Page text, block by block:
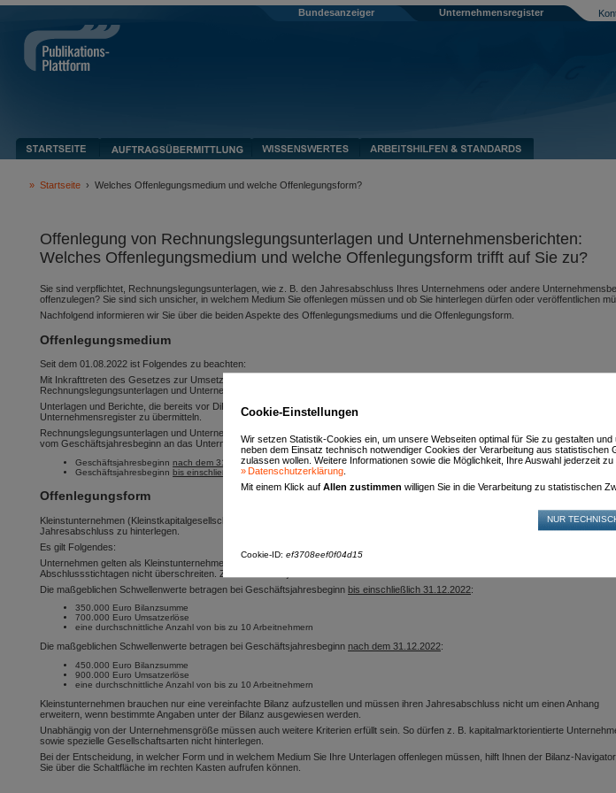
Bundesanzeiger Unternehmensregister
» Startseite › Welches Offenlegungsmedium und welche Offenlegungsform?
Offenlegung von Rechnungslegungsunterlagen und Unternehmensberichten:
Welches Offenlegungsmedium und welche Offenlegungsform trifft auf Sie zu?
Sie sind verpflichtet, Rechnungslegungsunterlagen, wie z. B. den Jahresabschluss Ihres Unternehmens oder andere
offenzulegen? Sie sind sich unsicher, in welchem Medium Sie offenlegen müssen und ob Sie hinterlegen dürfen oder veröffentlichen
Nachfolgend informieren wir Sie über die beiden Aspekte des Offenlegungsmediums und die Offenlegungsform.
Offenlegungsmedium
Seit dem 01.08.2022 ist Folgendes zu beachten:
Mit Inkrafttreten des Gesetzes zur Umsetzung der Digitalisierungsrichtlinie (DiRUG) ändert sich das Offenlegungsmedium von
Rechnungslegungsunterlagen und Unternehmensberichten je nach Geschäftsjahresbeginn.
Unterlagen und Berichte, die bereits vor DiRUG im Unternehmensregister zur Speicherung zu hinterlegen waren, sind weiterhin an das
Unternehmensregister zu übermitteln.
Rechnungslegungsunterlagen und Unternehmensberichte, die vor DiRUG im Bundesanzeiger einzureichen waren, müssen jetzt
vom Geschäftsjahresbeginn an das Unternehmensregister übermittelt werden:
Geschäftsjahresbeginn nach dem 31.12.2021:Unternehmensregister
Geschäftsjahresbeginn bis einschließlich 31.12.2021:Bundesanzeiger
Offenlegungsform
Kleinstunternehmen (Kleinstkapitalgesellschaften seit 2012, Kleinstgenossenschaften seit 2016) haben die Möglichkeit, ihren
Jahresabschluss zu hinterlegen.
Es gilt Folgendes:
Unternehmen gelten als Kleinstunternehmen, wenn sie 2 der 3 maßgeblichen Schwellenwerte an 2 aufeinander folgenden
Abschlussstichtagen nicht überschreiten. Zum Geschäftsjahr 2023 wurden diese Schwellenwerte erhöht.
Die maßgeblichen Schwellenwerte betragen bei Geschäftsjahresbeginn bis einschließlich 31.12.2022:
350.000 Euro Bilanzsumme
700.000 Euro Umsatzerlöse
eine durchschnittliche Anzahl von bis zu 10 Arbeitnehmern
Die maßgeblichen Schwellenwerte betragen bei Geschäftsjahresbeginn nach dem 31.12.2022:
450.000 Euro Bilanzsumme
900.000 Euro Umsatzerlöse
eine durchschnittliche Anzahl von bis zu 10 Arbeitnehmern
Kleinstunternehmen brauchen nur eine vereinfachte Bilanz aufzustellen und müssen ihren Jahresabschluss nicht um einen Anhang
erweitern, wenn bestimmte Angaben unter der Bilanz ausgewiesen werden.
Unabhängig von der Unternehmensgröße müssen auch weitere Kriterien erfüllt sein. So dürfen z. B. kapitalmarktorientierte
sowie spezielle Gesellschaftsarten nicht hinterlegen.
Bei der Entscheidung, in welcher Form und in welchem Medium Sie Ihre Unterlagen offenlegen müssen, hilft Ihnen der Bilanz-
Sie über die Schaltfläche im rechten Kasten aufrufen können.
Cookie-Einstellungen
Wir setzen Statistik-Cookies ein, um unsere Webseiten optimal für Sie zu gestalten
neben dem Einsatz technisch notwendiger Cookies der Verarbeitung aus statistischen
zulassen wollen. Weitere Informationen sowie die Möglichkeit, Ihre Auswahl jederzeit
Datenschutzerklärung
Mit einem Klick auf Allen zustimmen willigen Sie in die Verarbeitung zu statistischen
Cookie-ID: ef3708eef0f04d15